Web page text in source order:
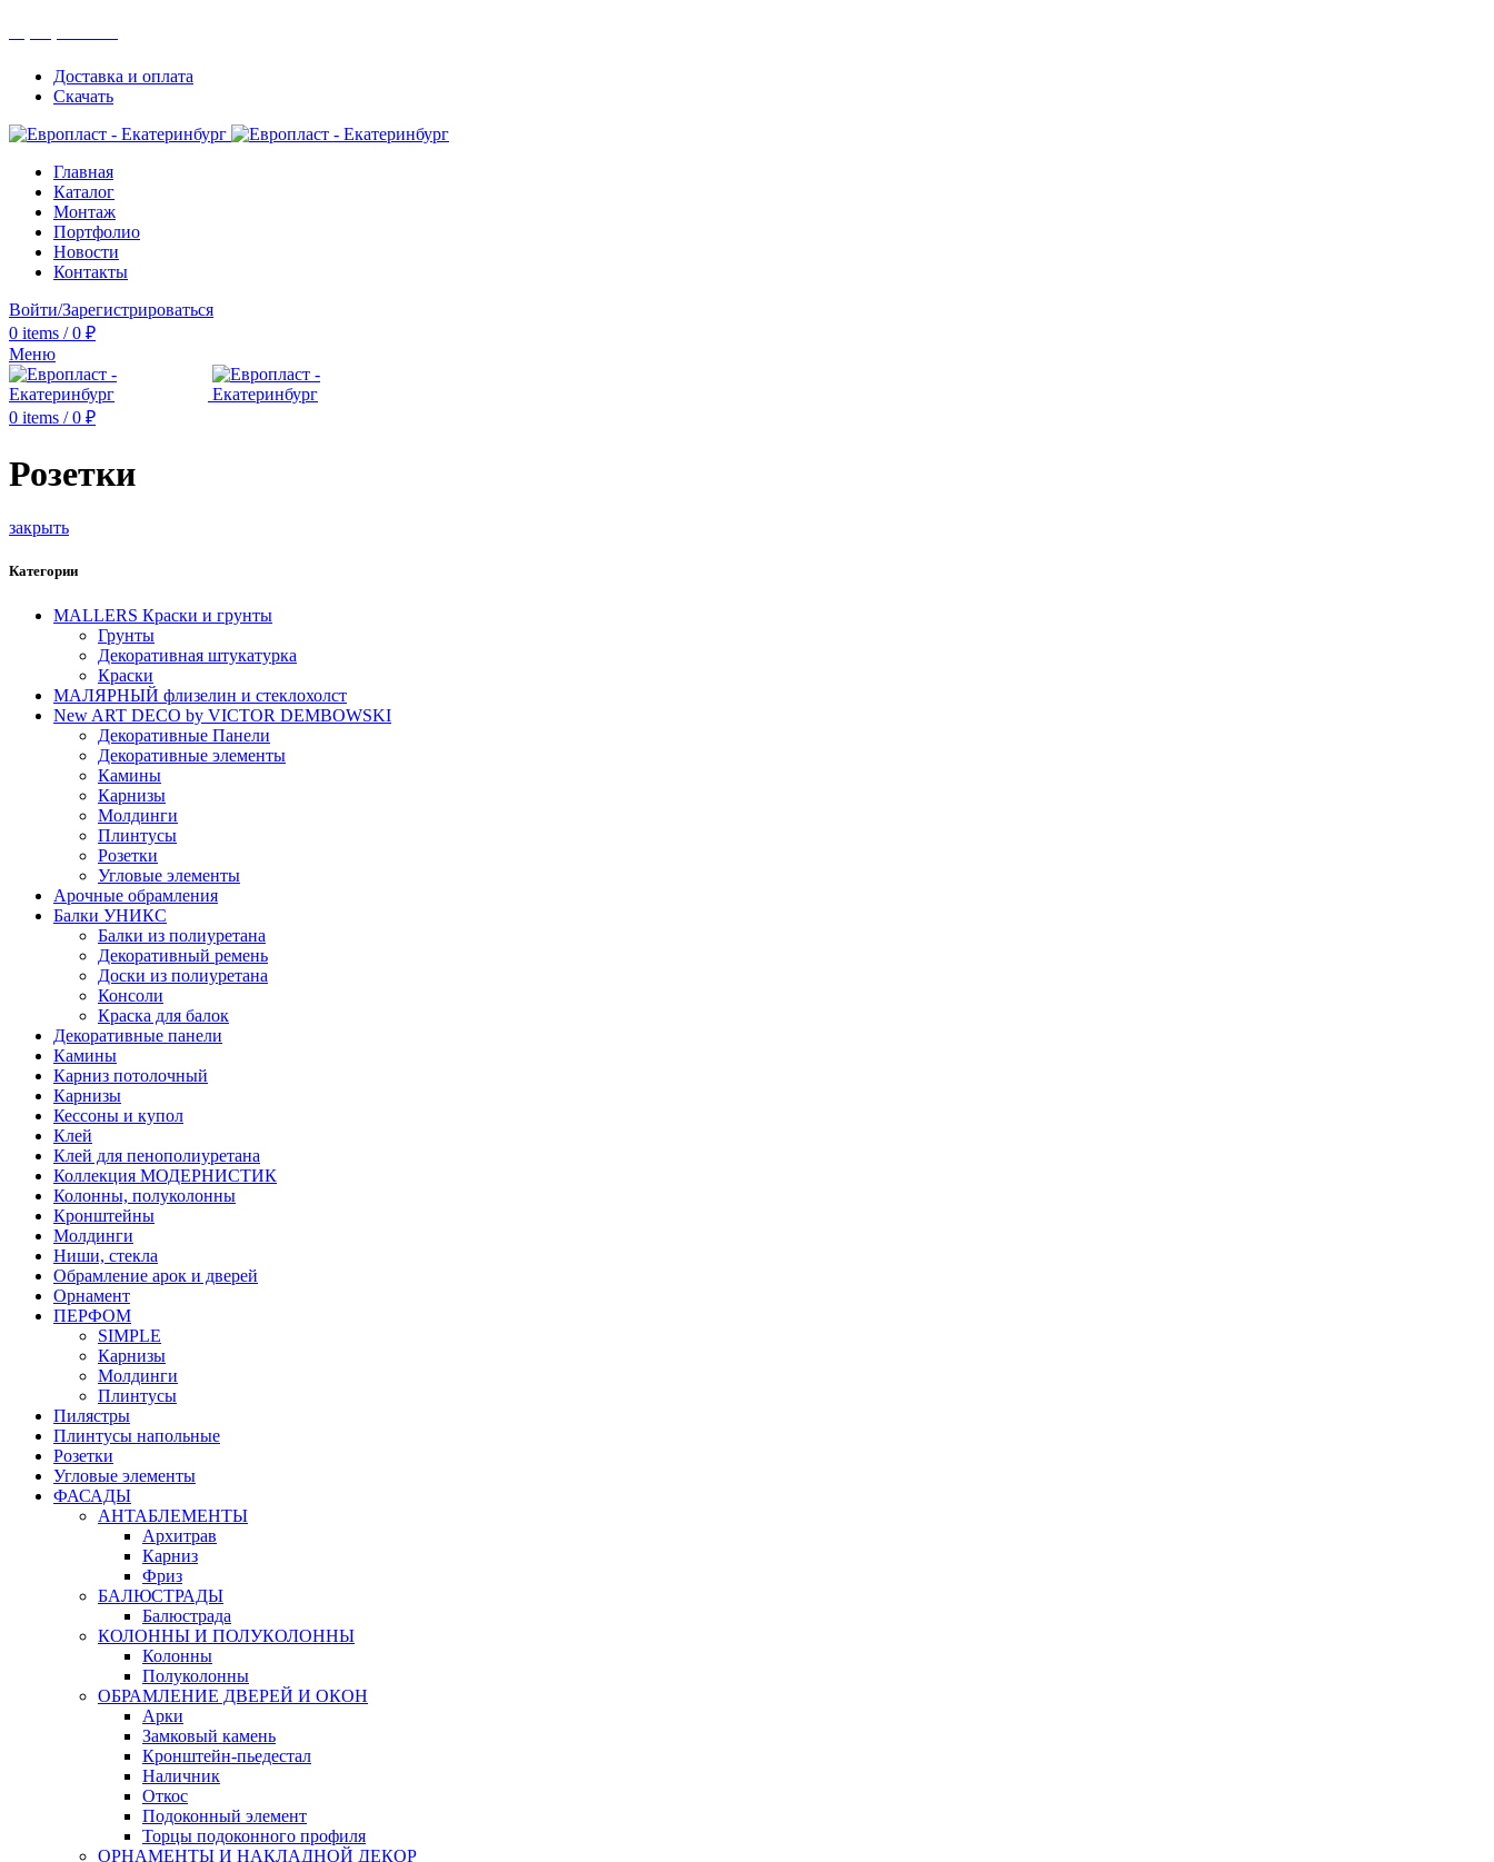
Доставка и оплата
Скачать
Главная
Каталог
Монтаж
Портфолио
Новости
Контакты
Войти/Зарегистрироваться
0 items / 0 ₽
Меню
0 items / 0 ₽
Розетки
закрыть
Категории
MALLERS Краски и грунты
Грунты
Декоративная штукатурка
Краски
MАЛЯРНЫЙ флизелин и стеклохолст
New ART DECO by VICTOR DEMBOWSKI
Декоративные Панели
Декоративные элементы
Камины
Карнизы
Молдинги
Плинтусы
Розетки
Угловые элементы
Арочные обрамления
Балки УНИКС
Балки из полиуретана
Декоративный ремень
Доски из полиуретана
Консоли
Краска для балок
Декоративные панели
Камины
Карниз потолочный
Карнизы
Кессоны и купол
Клей
Клей для пенополиуретана
Коллекция МОДЕРНИСТИК
Колонны, полуколонны
Кронштейны
Молдинги
Ниши, стекла
Обрамление арок и дверей
Орнамент
ПЕРФОМ
SIMPLE
Карнизы
Молдинги
Плинтусы
Пилястры
Плинтусы напольные
Розетки
Угловые элементы
ФАСАДЫ
АНТАБЛЕМЕНТЫ
Архитрав
Карниз
Фриз
БАЛЮСТРАДЫ
Балюстрада
КОЛОННЫ И ПОЛУКОЛОННЫ
Колонны
Полуколонны
ОБРАМЛЕНИЕ ДВЕРЕЙ И ОКОН
Арки
Замковый камень
Кронштейн-пьедестал
Наличник
Откос
Подоконный элемент
Торцы подоконного профиля
ОРНАМЕНТЫ И НАКЛАДНОЙ ДЕКОР